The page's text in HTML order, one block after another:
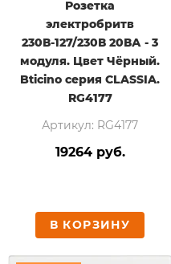
Розетка
электробритв
230В-127/230В 20ВА - 3
модуля. Цвет Чёрный.
Bticino серия CLASSIA.
RG4177
Артикул: RG4177
19264 руб.
В КОРЗИНУ